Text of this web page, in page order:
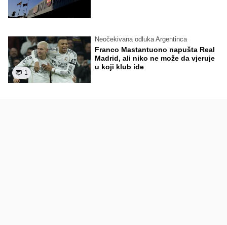
1
Neočekivana odluka Argentinca
Franco Mastantuono napušta Real
Madrid, ali niko ne može da vjeruje
u koji klub ide